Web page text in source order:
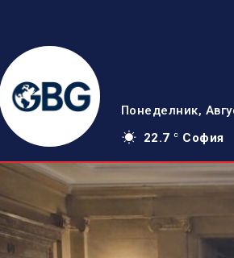
Понеделник,
22.7 C София